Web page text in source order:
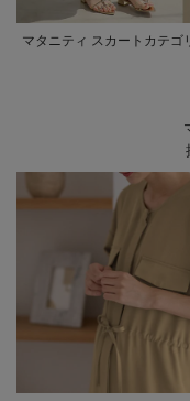
マタニティ スカートカテゴ